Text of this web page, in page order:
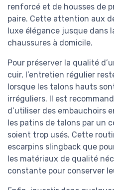
renforcé et de housses de
paire. Cette attention aux
luxe élégance jusque dans
chaussures à domicile.
Pour préserver la qualité
cuir, l’entretien régulier
lorsque les talons hauts
irréguliers. Il est
d’utiliser des embauchoirs
les patins de talons par un
soient trop usés. Cette
escarpins slingback que
les matériaux de qualité
constante pour conserver